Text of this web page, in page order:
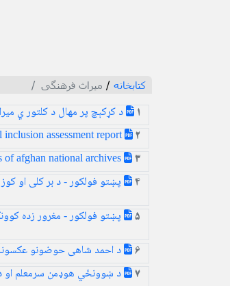
کتابخانه / میراث فرهنگی
1 د کړکېچ پر مهال د کلتور ي
2
Gender and social inclusion assessment report
3
4 پښتو فولکور - د بر کلی او
5 پښتو فولکور - مغرور زده
6 د احمد شاهی حوضونو
7 د ښوونځي هوډمن سرمعلم او